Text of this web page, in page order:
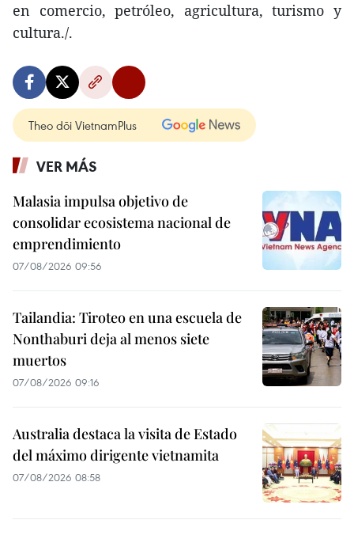
en comercio, petróleo, agricultura, turismo y
cultura./.
Theo dõi VietnamPlus
VER MÁS
Malasia impulsa objetivo de
consolidar ecosistema nacional de
emprendimiento
07/08/2026 09:56
Tailandia: Tiroteo en una escuela de
Nonthaburi deja al menos siete
muertos
07/08/2026 09:16
Australia destaca la visita de Estado
del máximo dirigente vietnamita
07/08/2026 08:58